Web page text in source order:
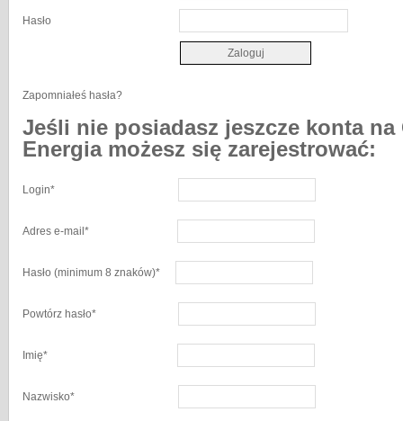
Hasło
Zapomniałeś hasła?
Jeśli nie posiadasz jeszcze konta na
Energia możesz się zarejestrować:
Login*
Adres e-mail *
Hasło (minimum 8 znaków)*
Powtórz hasło*
Imię*
Nazwisko*